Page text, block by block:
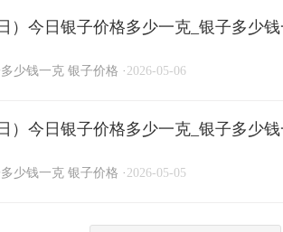
日）今日银子价格多少一克_银子多少
少钱一克 银子价格 · 2026-05-06
日）今日银子价格多少一克_银子多少
少钱一克 银子价格 · 2026-05-05